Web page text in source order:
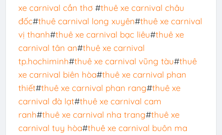
xe carnival cần thơ#thuê xe carnival châu
đốc#thuê carnival long xuyên#thuê xe carnival
vị thanh#thuê xe carnival bạc liêu#thuê xe
carnival tân an#thuê xe carnival
tp.hochiminh#thuê xe carnival vũng tàu#thuê
xe carnival biên hòa#thuê xe carnival phan
thiết#thuê xe carnival phan rang#thuê xe
carnival đà lạt#thuê xe carnival cam
ranh#thuê xe carnival nha trang#thuê xe
carnival tuy hòa#thuê xe carnival buôn ma